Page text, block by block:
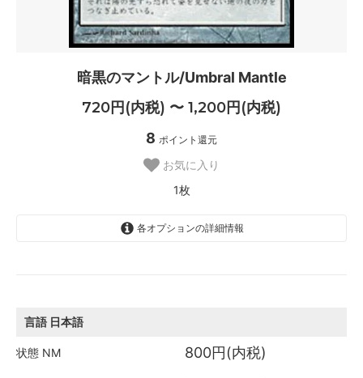
暗黒のマントル/Umbral Mantle
720円(内税) 〜 1,200円(内税)
8 ポイント還元
お気に入り
1枚
各オプションの詳細情報
英語
1,200円(内税)
言語 日本語
状態 NM 800円(内税)